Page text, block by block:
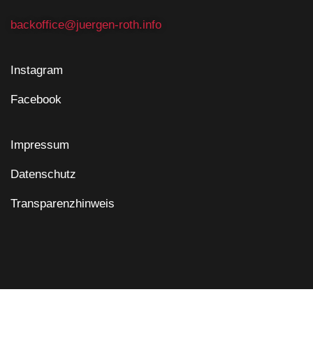
backoffice@juergen-roth.info
Instagram
Facebook
Impressum
Datenschutz
Transparenzhinweis